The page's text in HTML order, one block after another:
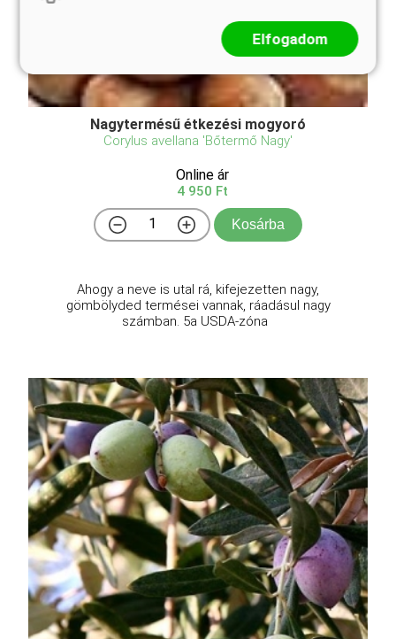
Nagytermésű étkezési mogyoró
Corylus avellana 'Bőtermő Nagy'
Online ár
4 950 Ft
Kosárba
Ahogy a neve is utal rá, kifejezetten nagy,
gömbölyded termései vannak, ráadásul nagy
számban. 5a USDA-zóna
Elfogadom